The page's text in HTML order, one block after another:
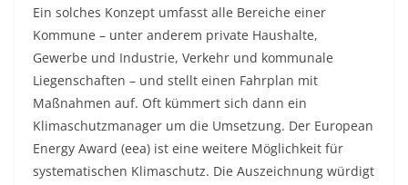
Ein solches Konzept umfasst alle Bereiche einer
Kommune – unter anderem private Haushalte,
Gewerbe und Industrie, Verkehr und kommunale
Liegenschaften – und stellt einen Fahrplan mit
Maßnahmen auf. Oft kümmert sich dann ein
Klimaschutzmanager um die Umsetzung. Der European
Energy Award (eea) ist eine weitere Möglichkeit für
systematischen Klimaschutz. Die Auszeichnung würdigt